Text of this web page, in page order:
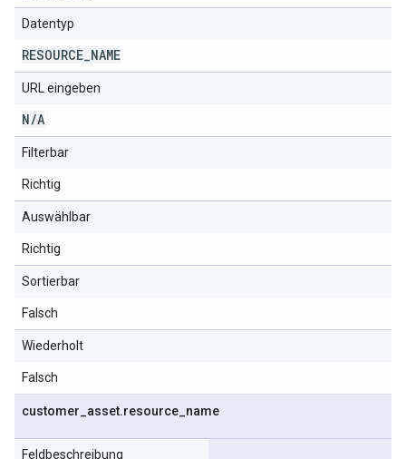
Datentyp
RESOURCE NAME
URL eingeben
N/A
Filterbar
Richtig
Auswählbar
Richtig
Sortierbar
Falsch
Wiederholt
Falsch
customer asset.resource name
Feldbeschreibung